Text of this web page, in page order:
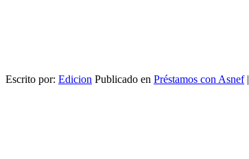
Escrito por: Edicion Publicado en Préstamos con Asnef |